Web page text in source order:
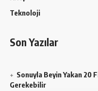
Teknoloji
Son Yazılar
Sonuyla Beyin Yakan 20
Gerekebilir